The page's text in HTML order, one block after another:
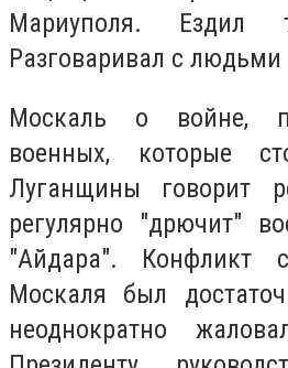
Мариуполя. Ездил
Разговаривал с
Москаль о войне,
военных, которые
Луганщины говорит
регулярно "дрючит"
"Айдара". Конфликт
Москаля был
неоднократно